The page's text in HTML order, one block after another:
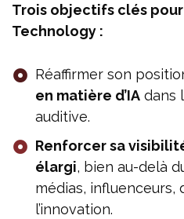
Trois objectifs clés pour
Technology :
Réaffirmer son
en matière d’IA dans
auditive.
Renforcer sa
élargi, bien au-delà
médias, influenceurs,
l’innovation.